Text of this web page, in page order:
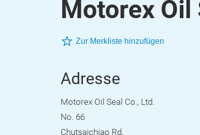
Motorex Oil
Zur Merkliste hinzufügen
Adresse
Motorex Oil Seal Co., Ltd.
No. 66
Chutsaichiao Rd.